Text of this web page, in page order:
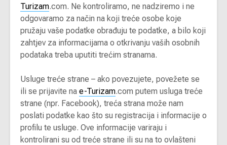
Turizam.com. Ne kontroliramo, ne nadziremo i ne
odgovaramo za način na koji treće osobe koje
pružaju vaše podatke obrađuju te podatke, a bilo koji
zahtjev za informacijama o otkrivanju vaših osobnih
podataka treba uputiti trećim stranama.
Usluge treće strane – ako povezujete, povežete se
ili se prijavite na e-Turizam.com putem usluga treće
strane (npr. Facebook), treća strana može nam
poslati podatke kao što su registracija i informacije o
profilu te usluge. Ove informacije variraju i
kontrolirani su od treće strane ili su na to ovlašteni